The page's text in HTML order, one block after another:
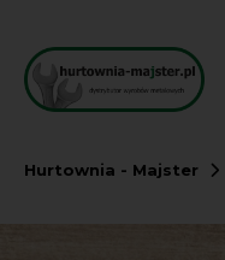
Hurtownia - Majster